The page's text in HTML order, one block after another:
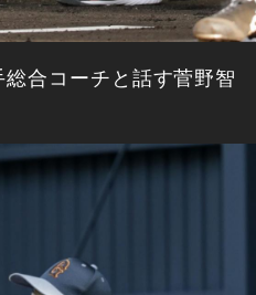
合コーチと話す菅野智